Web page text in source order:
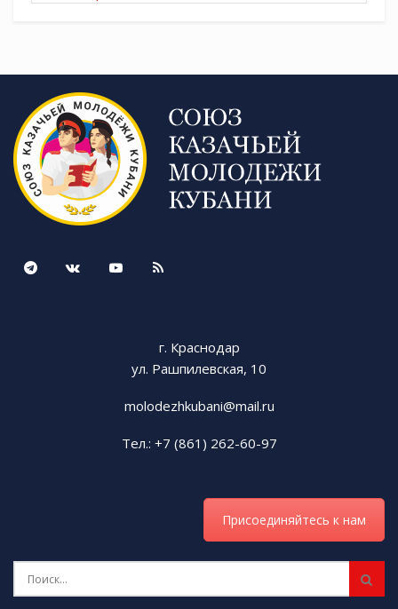
г. Краснодар
ул. Рашпилевская, 10
molodezhkubani@mail.ru
Тел.: +7 (861) 262-60-97
Присоединяйтесь к нам